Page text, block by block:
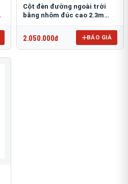
Cột đèn đường ngoài trời
bằng nhôm đúc cao 2.3m
2.050.000đ BÁO GIÁ